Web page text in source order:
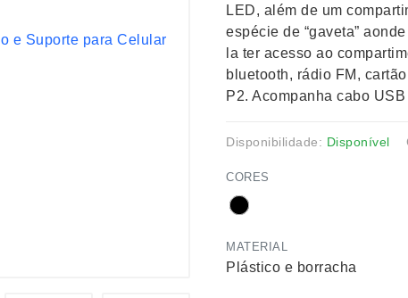
LED, além de um
espécie de “gaveta”
la ter acesso ao
bluetooth, rádio FM,
P2. Acompanha cabo
Disponibilidade: Disponível
CORES
MATERIAL
Plástico e borracha